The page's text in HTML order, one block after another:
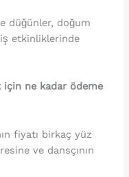
düğünler, doğum
etkinliklerinde
için ne kadar ödeme
fiyatı birkaç yüz
ve dansçının